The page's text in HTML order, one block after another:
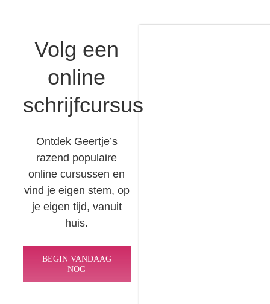
Volg een
online
schrijfcursus
Ontdek Geertje’s
razend populaire
online cursussen en
vind je eigen stem, op
je eigen tijd, vanuit
huis.
BEGIN VANDAAG
NOG